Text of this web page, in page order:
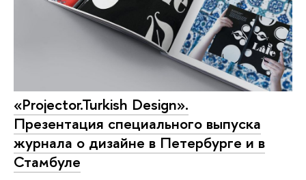
«Projector.Turkish Design».
Презентация специального выпуска
журнала о дизайне в Петербурге и в
Стамбуле